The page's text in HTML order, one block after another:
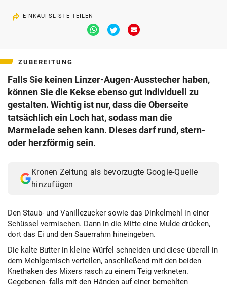
EINKAUFSLISTE TEILEN
Via
Whatsapp
Via
Twitter
Via
ZUBEREITUNG
Falls Sie keinen Linzer-Augen-Ausstecher haben,
können Sie die Kekse ebenso gut individuell zu
gestalten. Wichtig ist nur, dass die Oberseite
tatsächlich ein Loch hat, sodass man die
Marmelade sehen kann. Dieses darf rund, stern-
oder herzförmig sein.
Kronen Zeitung als bevorzugte Google-Quelle
hinzufügen
Den Staub- und Vanillezucker sowie das Dinkelmehl in einer
Schüssel vermischen. Dann in die Mitte eine Mulde drücken,
dort das Ei und den Sauerrahm hineingeben.
Die kalte Butter in kleine Würfel schneiden und diese überall in
dem Mehlgemisch verteilen, anschließend mit den beiden
Knethaken des Mixers rasch zu einem Teig verkneten.
Gegebenen- falls mit den Händen auf einer bemehlten